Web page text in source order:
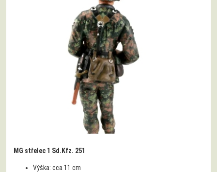
MG střelec 1 Sd.Kfz. 251
Výška:cca 11 cm